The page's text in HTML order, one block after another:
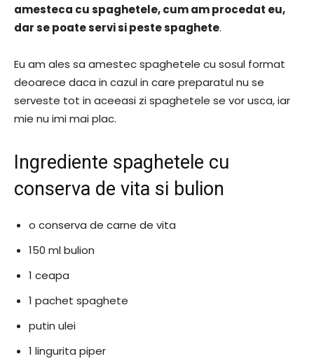
amesteca cu spaghetele, cum am procedat eu,
dar se poate servi si peste spaghete.
Eu am ales sa amestec spaghetele cu sosul format
deoarece daca in cazul in care preparatul nu se
serveste tot in aceeasi zi spaghetele se vor usca, iar
mie nu imi mai plac.
Ingrediente spaghetele cu
conserva de vita si bulion
o conserva de carne de vita
150 ml bulion
1 ceapa
1 pachet spaghete
putin ulei
1 lingurita piper